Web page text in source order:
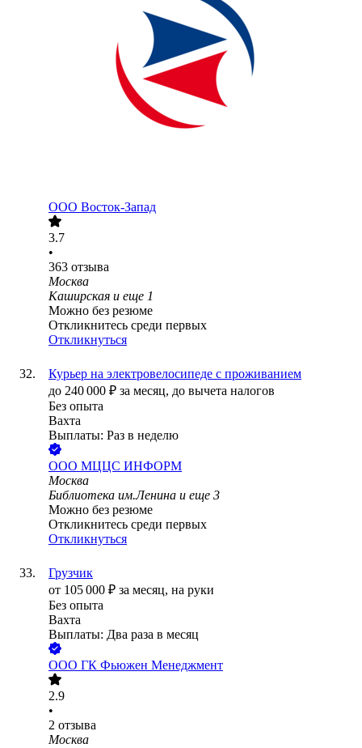
ООО Восток-Запад
3.7
•
363 отзыва
Москва
Каширская и еще 1
Можно без резюме
Откликнитесь среди первых
Откликнуться
Курьер на электровелосипеде с проживанием
до 240 000 ₽ за месяц, до вычета налогов
Без опыта
Вахта
Выплаты: Раз в неделю
ООО МЦЦС ИНФОРМ
Москва
Библиотека им.Ленина и еще 3
Можно без резюме
Откликнитесь среди первых
Откликнуться
Грузчик
от 105 000 ₽ за месяц, на руки
Без опыта
Вахта
Выплаты: Два раза в месяц
ООО ГК Фьюжен Менеджмент
2.9
•
2 отзыва
Москва